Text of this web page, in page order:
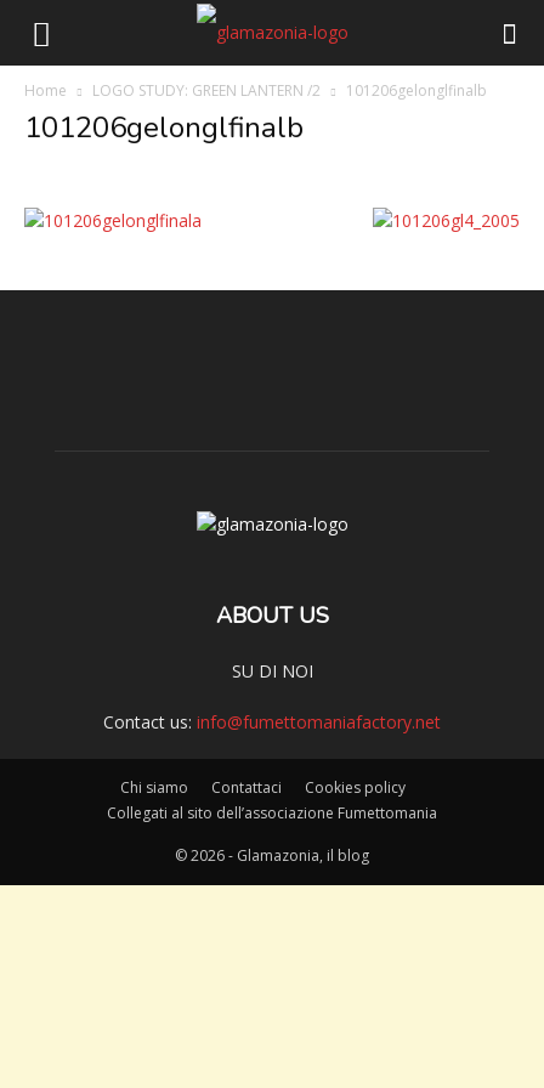
Home LOGO STUDY: GREEN LANTERN /2 101206gelonglfinalb
101206gelonglfinalb
ABOUT US
SU DI NOI
Contact us: info@fumettomaniafactory.net
Chi siamo Contattaci
Cookies policy
Collegati al sito dell’associazione Fumettomania
© 2026 - Glamazonia, il blog